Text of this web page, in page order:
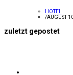
HOTEL
/AUGUST
zuletzt gepostet